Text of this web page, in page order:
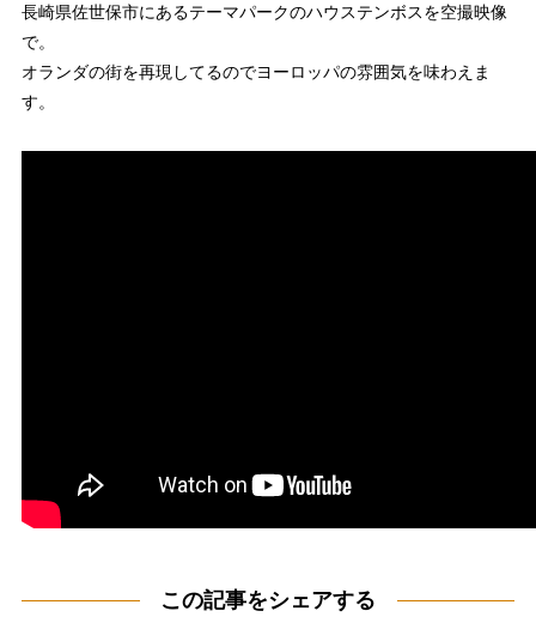
長崎県佐世保市にあるテーマパークのハウステンボスを空撮映像
で。
オランダの街を再現してるのでヨーロッパの雰囲気を味わえま
す。
この記事をシェアする